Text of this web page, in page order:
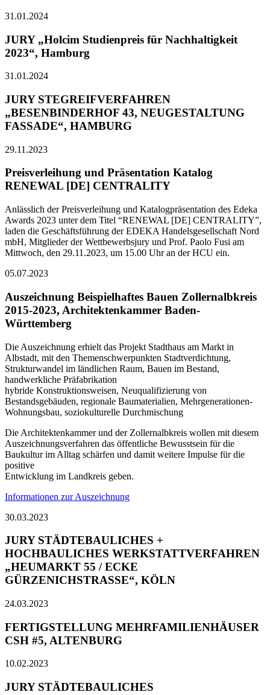
31.01.2024
JURY „Holcim Studienpreis für Nachhaltigkeit
2023“, Hamburg
31.01.2024
JURY STEGREIFVERFAHREN
„BESENBINDERHOF 43, NEUGESTALTUNG
FASSADE“, HAMBURG
29.11.2023
Preisverleihung und Präsentation Katalog
RENEWAL [DE] CENTRALITY
Anlässlich der Preisverleihung und Katalogpräsentation des Edeka
Awards 2023 unter dem Titel “RENEWAL [DE] CENTRALITY”,
laden die Geschäftsführung der EDEKA Handelsgesellschaft Nord
mbH, Mitglieder der Wettbewerbsjury und Prof. Paolo Fusi am
Mittwoch, den 29.11.2023, um 15.00 Uhr an der HCU ein.
05.07.2023
Auszeichnung Beispielhaftes Bauen Zollernalbkreis
2015-2023, Architektenkammer Baden-
Württemberg
Die Auszeichnung erhielt das Projekt Stadthaus am Markt in
Albstadt, mit den Themenschwerpunkten Stadtverdichtung,
Strukturwandel im ländlichen Raum, Bauen im Bestand,
handwerkliche Präfabrikation
hybride Konstruktionsweisen, Neuqualifizierung von
Bestandsgebäuden, regionale Baumaterialien, Mehrgenerationen-
Wohnungsbau, soziokulturelle Durchmischung
Die Architektenkammer und der Zollernalbkreis wollen mit diesem
Auszeichnungsverfahren das öffentliche Bewusstsein für die
Baukultur im Alltag schärfen und damit weitere Impulse für die
positive
Entwicklung im Landkreis geben.
Informationen zur Auszeichnung
30.03.2023
JURY STÄDTEBAULICHES +
HOCHBAULICHES WERKSTATTVERFAHREN
„HEUMARKT 55 / ECKE
GÜRZENICHSTRASSE“, KÖLN
24.03.2023
FERTIGSTELLUNG MEHRFAMILIENHÄUSER
CSH #5, ALTENBURG
10.02.2023
JURY STÄDTEBAULICHES